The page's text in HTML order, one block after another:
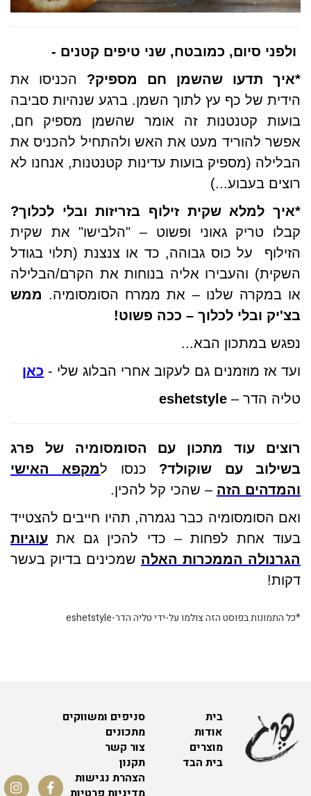
ולפני סיום, כמובטח, שני טיפים קטנים -
*איך תדעו שהשמן חם מספיק? הכניסו את
הידית של כף עץ לתוך השמן. ברגע שנהיות סביבה
בועות קטנטנות זה אומר שהשמן מספיק חם,
אפשר להוריד מעט את האש ולהתחיל להכניס את
הבלילה (מספיק בועות עדינות קטנטנות, אנחנו לא
רוצים בעבוע...)
*איך למלא שקית זילוף בזריזות ובלי לכלוך?
קבלו טריק גאוני ופשוט – "הלבישו" את שקית
הזילוף על כוס גבוהה, כד או צנצנת (תלוי בגודל
השקית) והעבירו אליה בנוחות את הקרם/הבלילה
או במקרה שלנו – את ממרח הסומסומיה. ממש
בצ'יק ובלי לכלוך – ככה פשוט!
נפגש במתכון הבא...
ועד אז מוזמנים גם לעקוב אחרי הבלוג שלי - כאן
טליה הדר – eshetstyle
רוצים עוד מתכון עם הסומסומיה של פרג
בשילוב עם שוקולד? כנסו למקפא האישי
והמדהים הזה – שהכי קל להכין.
ואם הסומסומיה כבר נגמרה, תהיו חייבים להצטייד
בעוד אחת לפחות – כדי להכין גם את עוגיות
הגרנולה הממכרות האלה שמכינים בדיוק בעשר
דקות!
*כל התמונות בפוסט הזה צולמו על-ידי טליה הדר-eshetstyle
סניפים ומשווקים
מתכונים
צור קשר
תקנון
הצהרת נגישות
בית
אודות
מוצרים
בית הבד